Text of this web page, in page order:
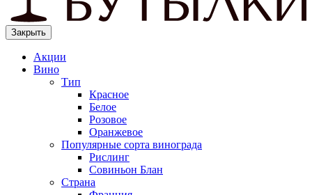
Закрыть
Акции
Вино
Тип
Красное
Белое
Розовое
Оранжевое
Популярные сорта винограда
Рислинг
Совиньон Блан
Страна